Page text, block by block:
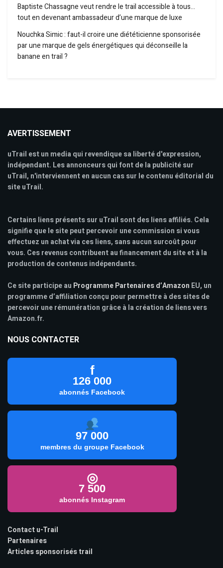
Baptiste Chassagne veut rendre le trail accessible à tous…
tout en devenant ambassadeur d’une marque de luxe
Nouchka Simic : faut-il croire une diététicienne sponsorisée
par une marque de gels énergétiques qui déconseille la
banane en trail ?
AVERTISSEMENT
uTrail est un media qui revendique sa liberté d'expression,
indépendant. Les annonceurs qui font de la publicité sur
uTrail, n'interviennent en aucun cas sur le contenu éditorial du
site uTrail.
Certains liens présents sur uTrail sont des liens affiliés. Cela
signifie que le site peut percevoir une commission si vous
effectuez un achat via ces liens, sans aucun surcoût pour
vous. Ces revenus contribuent au financement du site et à la
production de contenus indépendants.
Ce site participe au Programme Partenaires d’Amazon EU, un
programme d’affiliation conçu pour permettre à des sites de
percevoir une rémunération grâce à la création de liens vers
Amazon.fr.
NOUS CONTACTER
f
126 000
abonnés Facebook
97 000
membres du groupe Facebook
◎
7 500
abonnés Instagram
Contact u-Trail
Partenaires
Articles sponsorisés trail